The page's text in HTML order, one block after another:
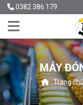
0382.386.179
MÁY
Trang